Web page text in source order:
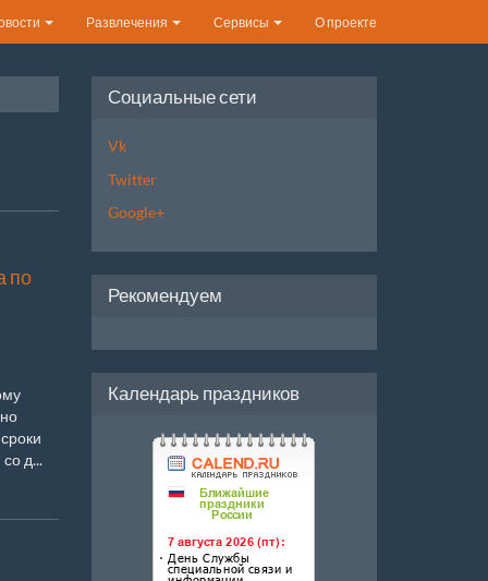
Развлечения Сервисы О проекте
по
д...
Социальные сети
Vk
Twitter
Google+
Рекомендуем
Календарь праздников